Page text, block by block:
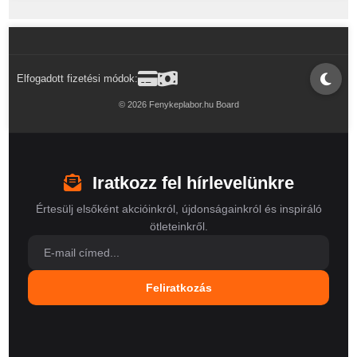
Elfogadott fizetési módok:
© 2026 Fenykeplabor.hu Board
Iratkozz fel hírlevelünkre
Értesülj elsőként akcióinkról, újdonságainkról és inspiráló
ötleteinkről.
Feliratkozás